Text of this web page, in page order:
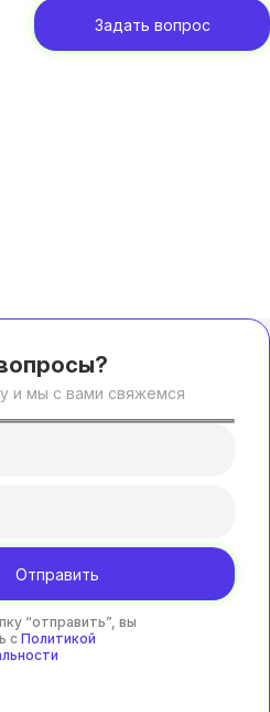
Задать вопрос
и мы с вами свяжемся
Отправить
“отправить”, вы
с Политикой